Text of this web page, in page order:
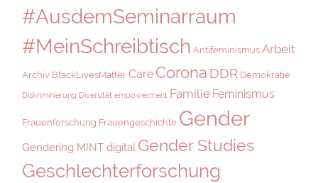
#AusdemSeminarraum
#MeinSchreibtisch Antifeminismus Arbeit
Archiv BlackLivesMatter Care Corona DDR Demokratie
Diskriminierung Diversität empowerment Familie Feminismus
Frauenforschung Frauengeschichte Gender
Gendering MINT digital Gender Studies
Geschlechterforschung